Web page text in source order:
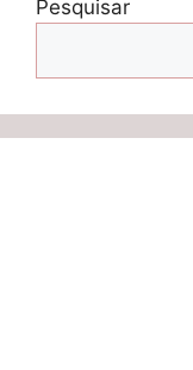
Pesquisar